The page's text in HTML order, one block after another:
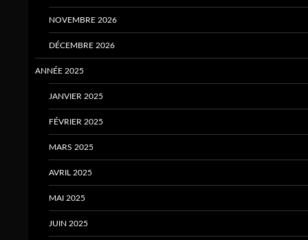
NOVEMBRE 2026
DÉCEMBRE 2026
ANNÉE 2025
JANVIER 2025
FÉVRIER 2025
MARS 2025
AVRIL 2025
MAI 2025
JUIN 2025